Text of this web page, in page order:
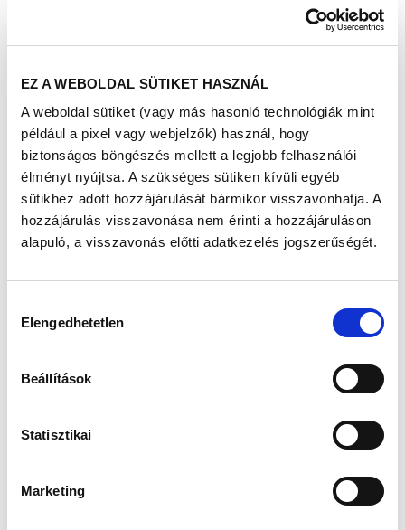
EZ A WEBOLDAL SÜTIKET HASZNÁL
A weboldal sütiket (vagy más hasonló technológiák mint
például a pixel vagy webjelzők) használ, hogy
biztonságos böngészés mellett a legjobb felhasználói
élményt nyújtsa. A szükséges sütiken kívüli egyéb
sütikhez adott hozzájárulását bármikor visszavonhatja. A
hozzájárulás visszavonása nem érinti a hozzájáruláson
alapuló, a visszavonás előtti adatkezelés jogszerűségét.
kiválasztása
Elengedhetetlen
Beállítások
Statisztikai
Marketing